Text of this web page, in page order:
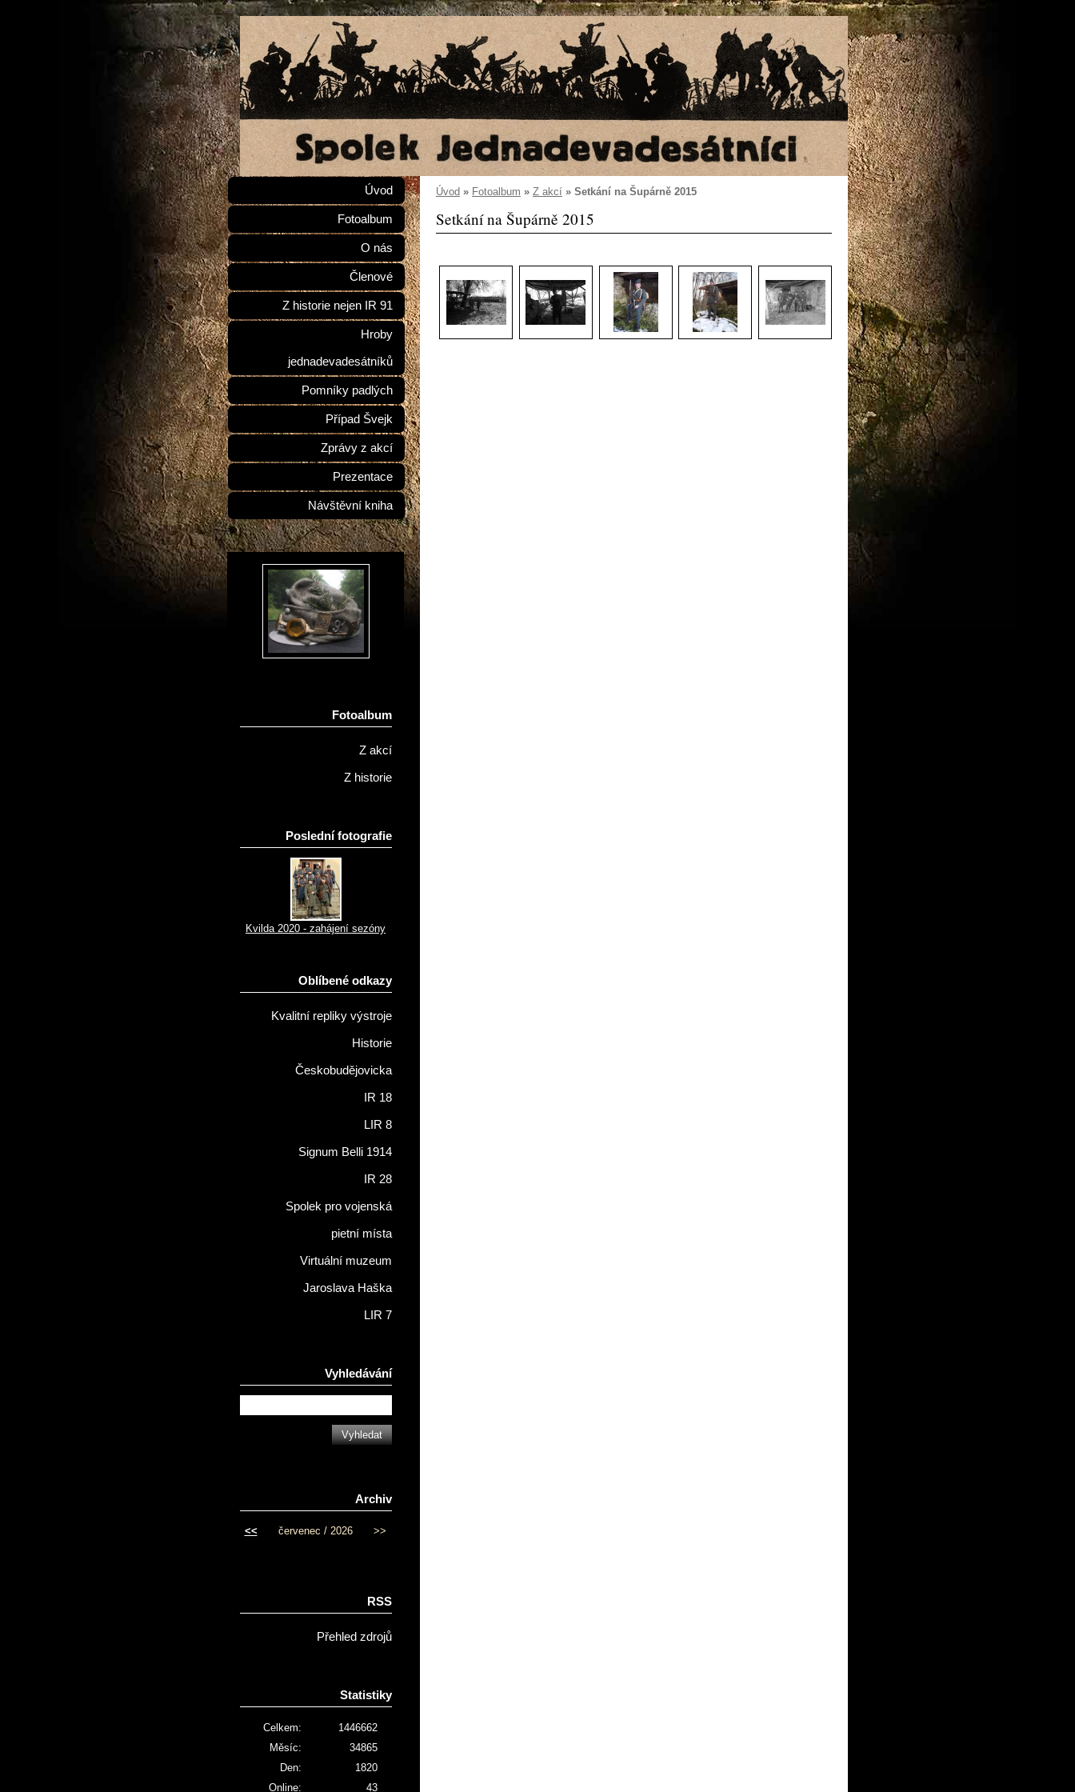
Úvod » Fotoalbum » Z akcí » Setkání na Šupárně 2015
Setkání na Šupárně 2015
Úvod
Fotoalbum
O nás
Členové
Z historie nejen IR 91
Hroby
jednadevadesátníků
Pomníky padlých
Případ Švejk
Zprávy z akcí
Prezentace
Návštěvní kniha
Fotoalbum
Z akcí
Z historie
Poslední fotografie
Kvilda 2020 - zahájení sezóny
Oblíbené odkazy
Kvalitní repliky výstroje
Historie
Českobudějovicka
IR 18
LIR 8
Signum Belli 1914
IR 28
Spolek pro vojenská
pietní místa
Virtuální muzeum
Jaroslava Haška
LIR 7
Vyhledávání
Archiv
<< červenec / 2026 >>
RSS
Přehled zdrojů
Statistiky
Online: 43
Celkem:
1446662
Měsíc:
34865
Den:
1820